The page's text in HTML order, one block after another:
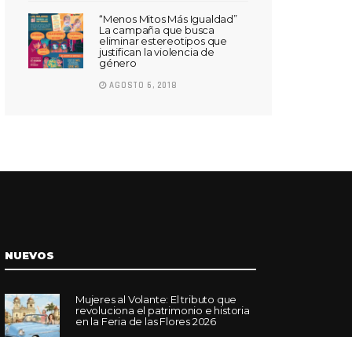
“Menos Mitos Más Igualdad”
La campaña que busca
eliminar estereotipos que
justifican la violencia de
género
AGOSTO 6, 2018
NUEVOS
Mujeres al Volante: El tributo que
revoluciona el patrimonio e historia
en la Feria de las Flores 2026